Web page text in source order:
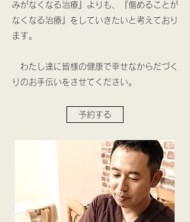
みがなくなる治療』よりも、『傷めることが
なくなる治療』をしていきたいと考えており
ます。
わたし達に皆様の健康で幸せなからだづく
りのお手伝いをさせてください。
予約する